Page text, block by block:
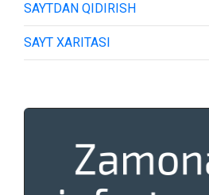
SAYTDAN QIDIRISH
SAYT XARITASI